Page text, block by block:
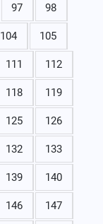
97 98
104 105
111 112
118 119
125 126
132 133
139 140
146 147